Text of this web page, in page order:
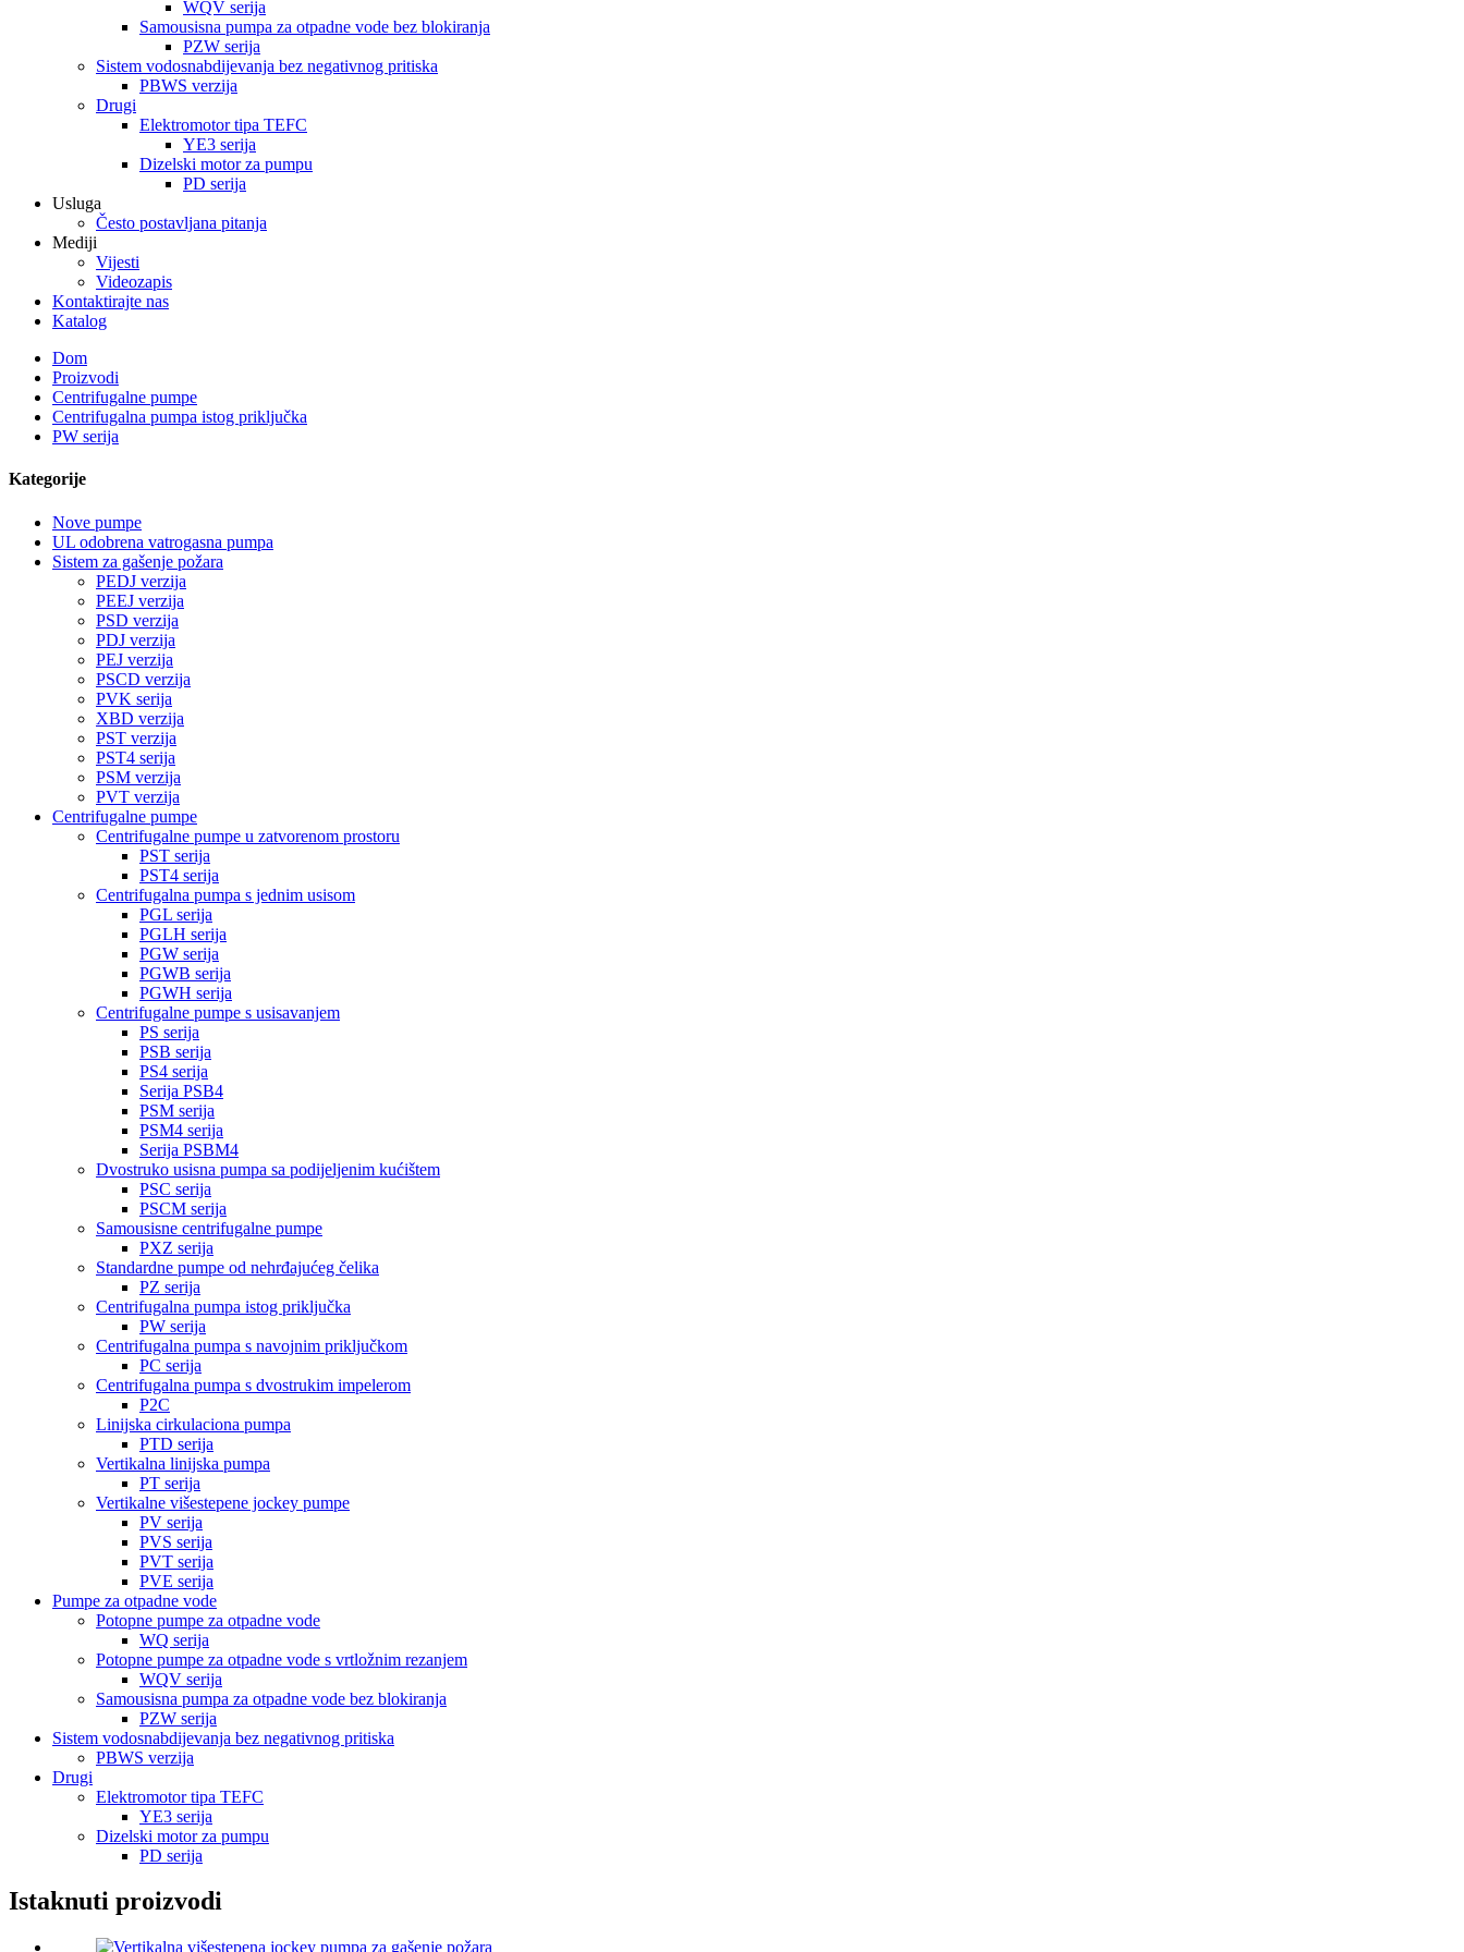
WQV serija
Samousisna pumpa za otpadne vode bez blokiranja
PZW serija
Sistem vodosnabdijevanja bez negativnog pritiska
PBWS verzija
Drugi
Elektromotor tipa TEFC
YE3 serija
Dizelski motor za pumpu
PD serija
Usluga
Često postavljana pitanja
Mediji
Vijesti
Videozapis
Kontaktirajte nas
Katalog
Dom
Proizvodi
Centrifugalne pumpe
Centrifugalna pumpa istog priključka
PW serija
Kategorije
Nove pumpe
UL odobrena vatrogasna pumpa
Sistem za gašenje požara
PEDJ verzija
PEEJ verzija
PSD verzija
PDJ verzija
PEJ verzija
PSCD verzija
PVK serija
XBD verzija
PST verzija
PST4 serija
PSM verzija
PVT verzija
Centrifugalne pumpe
Centrifugalne pumpe u zatvorenom prostoru
PST serija
PST4 serija
Centrifugalna pumpa s jednim usisom
PGL serija
PGLH serija
PGW serija
PGWB serija
PGWH serija
Centrifugalne pumpe s usisavanjem
PS serija
PSB serija
PS4 serija
Serija PSB4
PSM serija
PSM4 serija
Serija PSBM4
Dvostruko usisna pumpa sa podijeljenim kućištem
PSC serija
PSCM serija
Samousisne centrifugalne pumpe
PXZ serija
Standardne pumpe od nehrđajućeg čelika
PZ serija
Centrifugalna pumpa istog priključka
PW serija
Centrifugalna pumpa s navojnim priključkom
PC serija
Centrifugalna pumpa s dvostrukim impelerom
P2C
Linijska cirkulaciona pumpa
PTD serija
Vertikalna linijska pumpa
PT serija
Vertikalne višestepene jockey pumpe
PV serija
PVS serija
PVT serija
PVE serija
Pumpe za otpadne vode
Potopne pumpe za otpadne vode
WQ serija
Potopne pumpe za otpadne vode s vrtložnim rezanjem
WQV serija
Samousisna pumpa za otpadne vode bez blokiranja
PZW serija
Sistem vodosnabdijevanja bez negativnog pritiska
PBWS verzija
Drugi
Elektromotor tipa TEFC
YE3 serija
Dizelski motor za pumpu
PD serija
Istaknuti proizvodi